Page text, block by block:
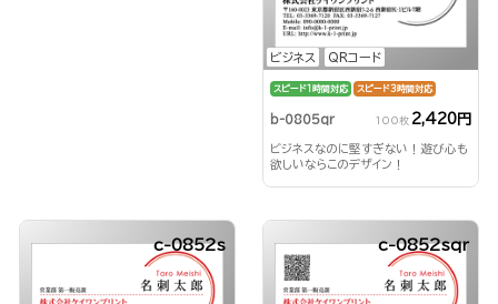
ビジネス QRコード
スピード1時間対応 スピード3時間対応
b-0805qr 100枚 2,420円
ビジネスなのに堅すぎない！遊び心も
欲しいならこのデザイン！
c-0852s c-0852sqr